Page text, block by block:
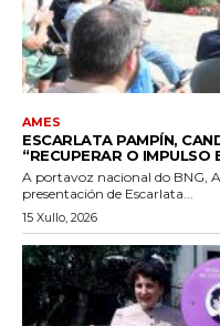
AMES
ESCARLATA PAMPÍN,
“RECUPERAR O IMPULSO
A portavoz nacional do BNG,
presentación de Escarlata...
15 Xullo, 2026